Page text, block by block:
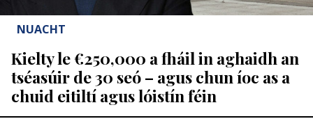
NUACHT
Kielty le €250,000 a fháil in aghaidh an
tséasúir de 30 seó – agus chun íoc as a
chuid eitiltí agus lóistín féin